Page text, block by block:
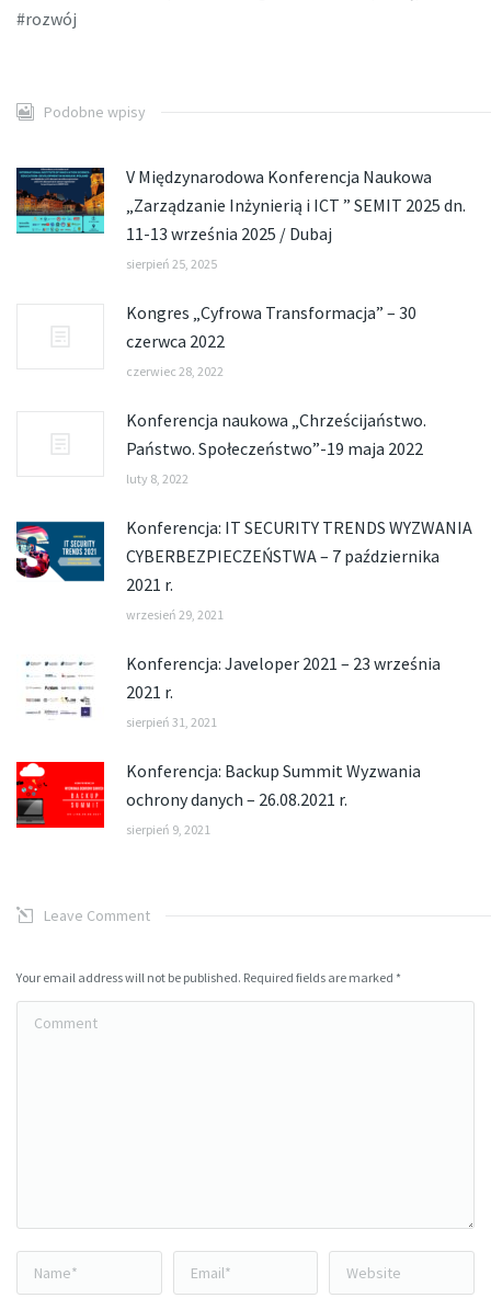
#rozwój
Podobne wpisy
V Międzynarodowa Konferencja Naukowa
„Zarządzanie Inżynierią i ICT ” SEMIT 2025 dn.
11-13 września 2025 / Dubaj
sierpień 25, 2025
Kongres „Cyfrowa Transformacja” – 30
czerwca 2022
czerwiec 28, 2022
Konferencja naukowa „Chrześcijaństwo.
Państwo. Społeczeństwo”-19 maja 2022
luty 8, 2022
Konferencja: IT SECURITY TRENDS WYZWANIA
CYBERBEZPIECZEŃSTWA – 7 października
2021 r.
wrzesień 29, 2021
Konferencja: Javeloper 2021 – 23 września
2021 r.
sierpień 31, 2021
Konferencja: Backup Summit Wyzwania
ochrony danych – 26.08.2021 r.
sierpień 9, 2021
Leave Comment
Your email address will not be published. Required fields are marked *
Comment
Name * Email * Website